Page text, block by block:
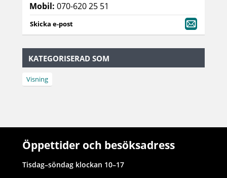
Mobil: 070-620 25 51
Skicka e-post
KATEGORISERAD SOM
Visning
Öppettider och besöksadress
Tisdag–söndag klockan 10–17